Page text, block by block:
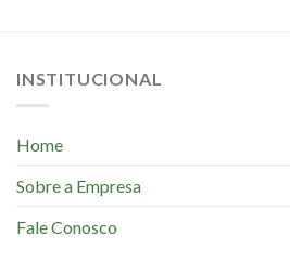
INSTITUCIONAL
Home
Sobre a Empresa
Fale Conosco